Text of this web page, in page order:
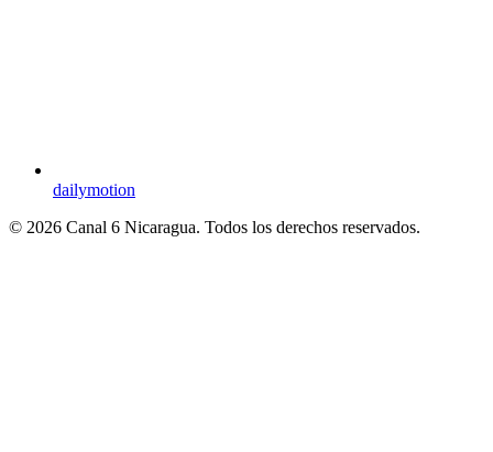
dailymotion
© 2026 Canal 6 Nicaragua. Todos los derechos reservados.